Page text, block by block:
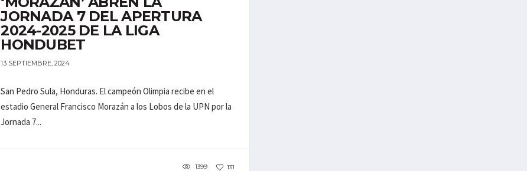
JORNADA 7 DEL APERTURA
2024-2025 DE LA LIGA
HONDUBET
13 SEPTIEMBRE, 2024
San Pedro Sula, Honduras. El campeón Olimpia recibe en el
estadio General Francisco Morazán a los Lobos de la UPN por la
Jornada 7...
1399 131